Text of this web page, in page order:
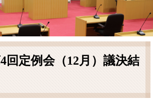
回定例会（12月）議決結